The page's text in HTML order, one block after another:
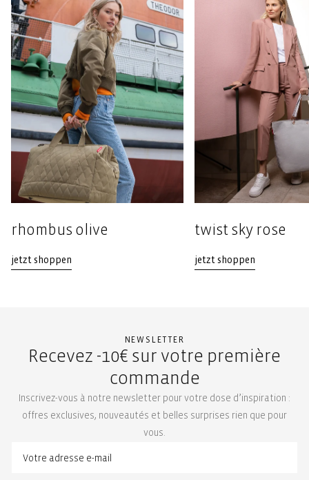
rhombus olive
jetzt shoppen
twist sky rose
jetzt shoppen
NEWSLETTER
Recevez -10€ sur votre première
commande
Inscrivez-vous à notre newsletter pour votre dose d’inspiration :
offres exclusives, nouveautés et belles surprises rien que pour
vous.